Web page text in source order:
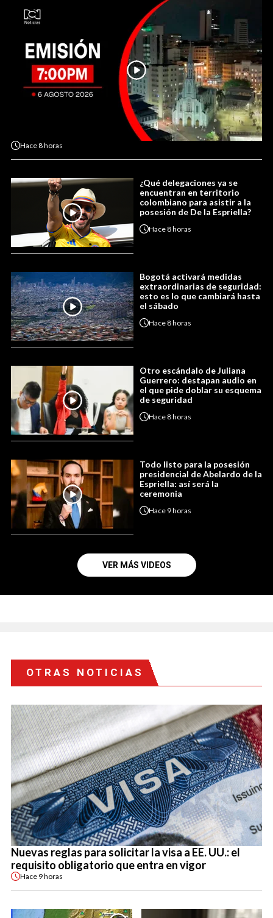
Hace8 horas
¿Qué delegaciones ya se
encuentran en territorio
colombiano para asistir a la
posesión de De la Espriella?
Hace8 horas
Bogotá activará medidas
extraordinarias de seguridad:
esto es lo que cambiará hasta
el sábado
Hace8 horas
Otro escándalo de Juliana
Guerrero: destapan audio en
el que pide doblar su esquema
de seguridad
Hace8 horas
Todo listo para la posesión
presidencial de Abelardo de la
Espriella: así será la
ceremonia
Hace 9 horas
VER MÁS VIDEOS
OTRAS NOTICIAS
Nuevas reglas para solicitar la visa a EE. UU.: el
requisito obligatorio que entra en vigor
Hace 9 horas